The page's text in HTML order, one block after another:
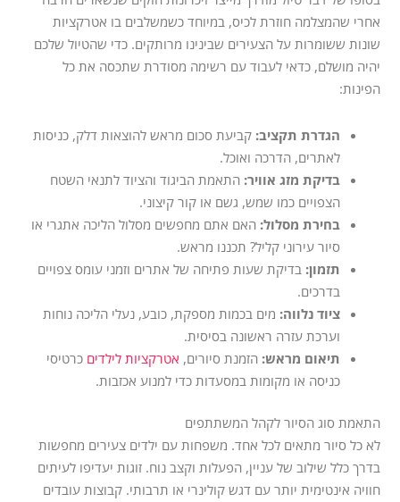
אחרי שהמצלמה חוזרת לכיס, במיוחד כשמשלבים בו אטרקציות
שונות ששומרות על הצעירים שבינינו מרותקים. כדי שהטיול שלכם
יהיה מושלם, כדאי לעבוד עם רשימה מסודרת שתכסה את כל
הפינות:
הגדרת תקציב:קביעת סכום מראש להוצאות דלק, כניסות
לאתרים, הדרכה ואוכל.
בדיקת מזג אוויר:התאמת הביגוד והציוד לתנאי השטח
הצפויים כמו שמש, גשם או קור קיצוני.
בחירת מסלול:האם אתם מחפשים מסלול הליכה אתגרי או
סיור עירוני קליל? תכננו מראש.
תזמון:בדיקת שעות פתיחה של אתרים וזמני עומס צפויים
בדרכים.
ציוד נלווה:מים בכמות מספקת, כובע, נעלי הליכה נוחות
וערכת עזרה ראשונה בסיסית.
תיאום מראש:הזמנת סיורים, אטרקציות לילדיםכרטיסי
כניסה או מקומות במסעדות כדי למנוע אכזבות.
התאמת סוג הסיור לקהל המשתתפים
לא כל סיור מתאים לכל אחד. משפחות עם ילדים צעירים מחפשות
בדרך כלל שילוב של עניין, הפעלות וקצב נוח. זוגות יעדיפו לעיתים
חוויה אינטימית יותר עם דגש קולינרי או תרבותי. קבוצות עובדים